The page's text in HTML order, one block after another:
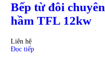
Bếp từ đôi chuyên
hầm TFL 12kw
Liên hệ
Đọc tiếp